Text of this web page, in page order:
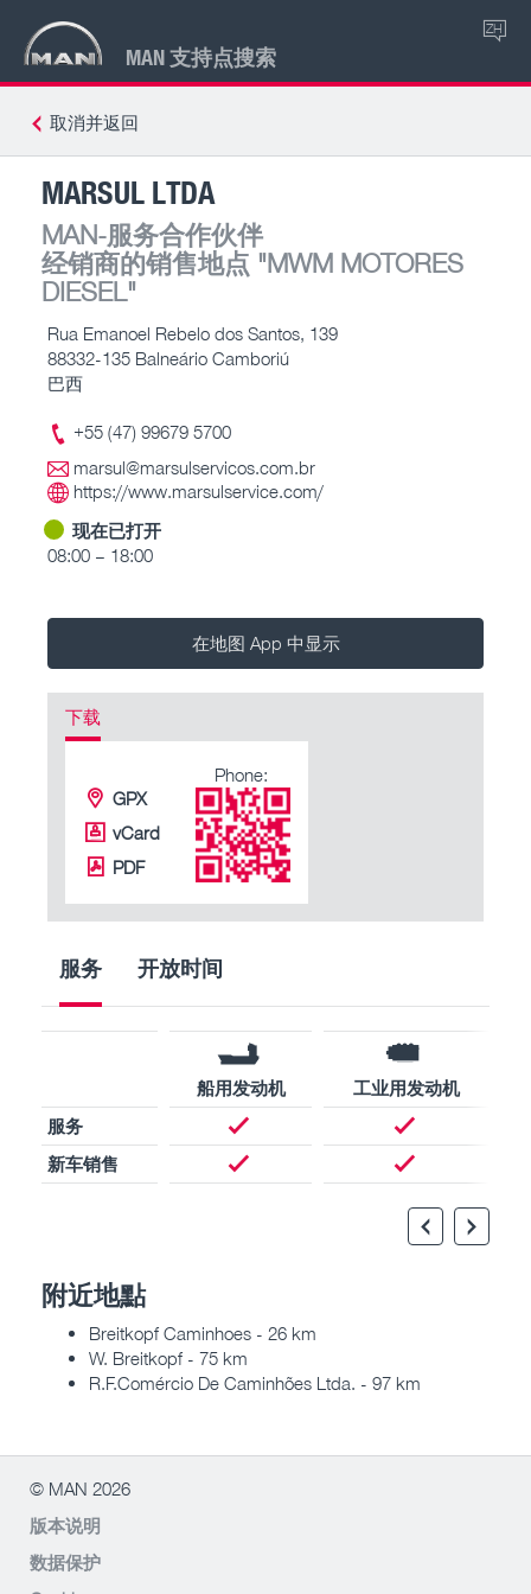
MAN 支持点搜索
ZH
取消并返回
MARSUL LTDA
MAN-服务合作伙伴
经销商的销售地点 "MWM MOTORES
DIESEL"
Rua Emanoel Rebelo dos Santos, 139
88332-135 Balneário Camboriú
巴西
+55 (47) 99679 5700
marsul@marsulservicos.com.br
https://www.marsulservice.com/
现在已打开
08:00 – 18:00
在地图 App 中显示
下载
GPX
vCard
PDF
Phone:
服务 开放时间
船用发动机
工业用发动机
服务
新车销售
附近地點
Breitkopf Caminhoes - 26 km
W. Breitkopf - 75 km
R.F.Comércio De Caminhões Ltda. - 97 km
© MAN 2026
版本说明
数据保护